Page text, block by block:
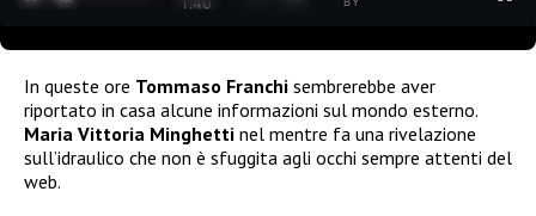
In queste ore Tommaso Franchi sembrerebbe aver
riportato in casa alcune informazioni sul mondo esterno.
Maria Vittoria Minghetti nel mentre fa una rivelazione
sull’idraulico che non è sfuggita agli occhi sempre attenti del
web.